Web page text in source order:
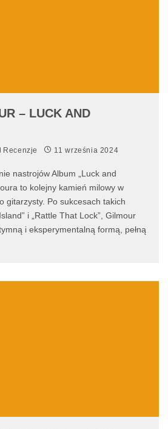
– LUCK AND
Recenzje 11 września 2024
nastrojów Album „Luck and
to kolejny kamień milowy w
gitarzysty. Po sukcesach takich
i „Rattle That Lock”, Gilmour
i eksperymentalną formą, pełną